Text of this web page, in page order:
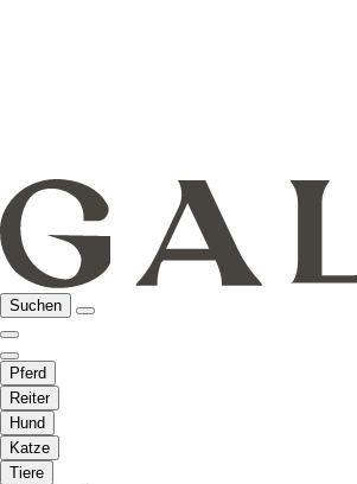
Suchen
Pferd
Reiter
Hund
Katze
Tiere